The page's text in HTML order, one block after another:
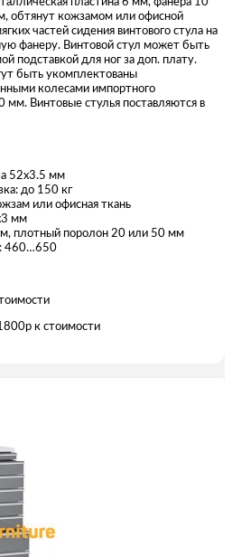
обтянут кожзамом или офисной
частей сидения винтового стула на
фанеру. Винтовой стул может быть
подставкой для ног за доп. плату.
быть укомплектованы
колесами импортного
мм. Винтовые стулья поставляются в
52х3.5 мм
до 150 кг
или офисная ткань
мм
плотный поролон 20 или 50 мм
460…650
к стоимости